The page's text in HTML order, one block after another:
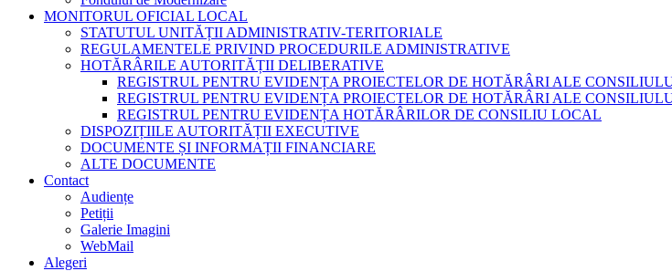
MONITORUL OFICIAL LOCAL
STATUTUL UNITĂȚII ADMINISTRATIV-TERITORIALE
REGULAMENTELE PRIVIND PROCEDURILE ADMINISTRATIVE
HOTĂRÂRILE AUTORITĂȚII DELIBERATIVE
REGISTRUL PENTRU EVIDENȚA PROIECTELOR DE HOTĂRÂRI ALE
REGISTRUL PENTRU EVIDENȚA PROIECTELOR DE HOTĂRÂRI ALE
REGISTRUL PENTRU EVIDENȚA HOTĂRÂRILOR DE CONSILIU LOCAL
DISPOZIȚIILE AUTORITĂȚII EXECUTIVE
DOCUMENTE ȘI INFORMAȚII FINANCIARE
ALTE DOCUMENTE
Contact
Audiențe
Petiții
Galerie Imagini
WebMail
Alegeri